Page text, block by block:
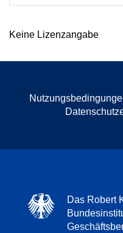
Keine Lizenzangabe
Das Robert